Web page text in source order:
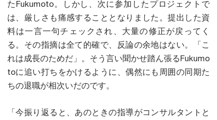
たFukumoto。しかし、次に参加したプロジェクトで
は、厳しさも痛感することとなりました。提出した資
料は一言一句チェックされ、大量の修正が戻ってく
る。その指摘は全て的確で、反論の余地はない。「こ
れは成長のためだ」。そう言い聞かせ踏ん張るFukumo
toに追い打ちをかけるように、偶然にも周囲の同期た
ちの退職が相次いだのです。
「今振り返ると、あのときの指導がコンサルタントと